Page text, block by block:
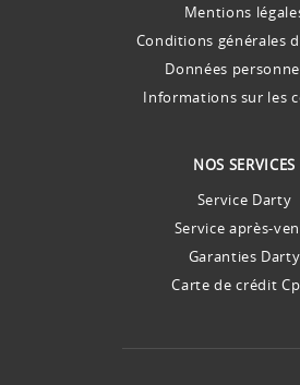
Mentions
Conditions générales
Données
Informations sur les
NOS SERVICES
Service Darty
Service après-
Garanties Darty
Carte de crédit